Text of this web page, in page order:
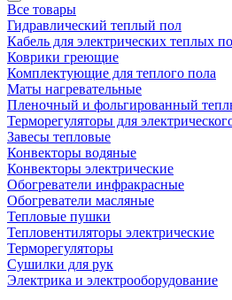
Все товары
Гидравлический теплый пол
Кабель для электрических теплых
Коврики греющие
Комплектующие для теплого пола
Маты нагревательные
Пленочный и фольгированный
Терморегуляторы для
Завесы тепловые
Конвекторы водяные
Конвекторы электрические
Обогреватели инфракрасные
Обогреватели масляные
Тепловые пушки
Тепловентиляторы электрические
Терморегуляторы
Сушилки для рук
Электрика и электрооборудование